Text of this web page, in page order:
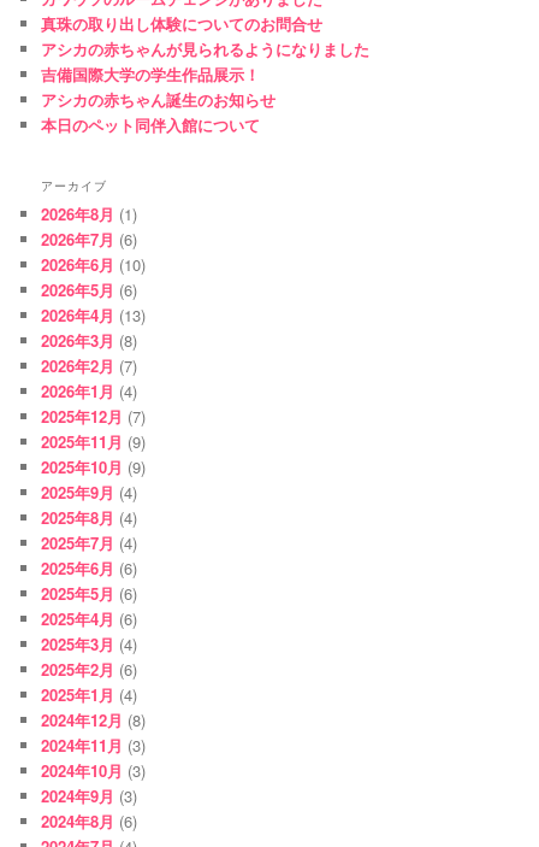
真珠の取り出し体験についてのお問合せ
アシカの赤ちゃんが見られるようになりました
吉備国際大学の学生作品展示！
アシカの赤ちゃん誕生のお知らせ
本日のペット同伴入館について
アーカイブ
2026年8月 (1)
2026年7月 (6)
2026年6月 (10)
2026年5月 (6)
2026年4月 (13)
2026年3月 (8)
2026年2月 (7)
2026年1月 (4)
2025年12月 (7)
2025年11月 (9)
2025年10月 (9)
2025年9月 (4)
2025年8月 (4)
2025年7月 (4)
2025年6月 (6)
2025年5月 (6)
2025年4月 (6)
2025年3月 (4)
2025年2月 (6)
2025年1月 (4)
2024年12月 (8)
2024年11月 (3)
2024年10月 (3)
2024年9月 (3)
2024年8月 (6)